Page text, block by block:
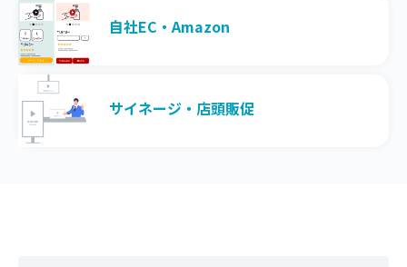
自社EC・Amazon
サイネージ・店頭販促